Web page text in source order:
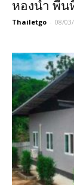
หองน้ำ พื้น
Thailetgo - 08/